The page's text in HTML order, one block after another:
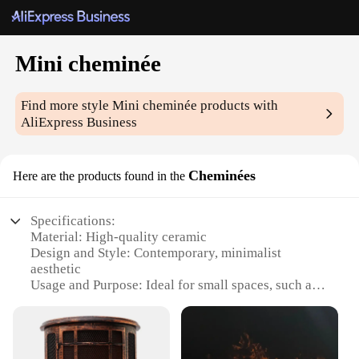
Mini cheminée
Find more styleMini cheminée products with
AliExpress Business
Here are the products found in the Cheminées
Specifications:
Material: High-quality ceramic
Design and Style: Contemporary, minimalist
aesthetic
Usage and Purpose: Ideal for small spaces, such as
Performance and Property: Efficient heat
distribution, silent operation
Parts and Accessories: Comes with a set of